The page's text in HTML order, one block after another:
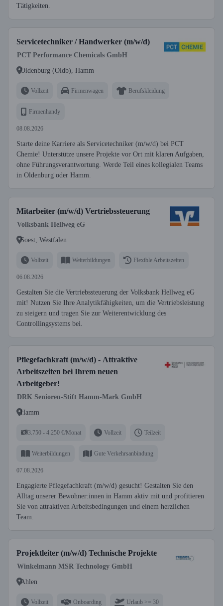
Tätigkeiten.
Servicetechniker / Handwerker (m/w/d)
PCT Performance Chemicals GmbH
Oldenburg (Oldb), Hamm
Vollzeit Firmenwagen Berufskleidung
Firmenhandy
08.08.2026
Starte deine Karriere als Servicetechniker (m/w/d) bei PCT
Chemie! Unterstütze unsere Projekte vor Ort mit klaren Aufgaben,
ohne Führungsverantwortung. Werde Teil eines kollegialen Teams
in Oldenburg oder Hamm.
Mitarbeiter (m/w/d) Vertriebssteuerung
Volksbank Hellweg eG
Soest, Westfalen
Vollzeit Weiterbildungen Flexible Arbeitszeiten
06.08.2026
Gestalten Sie die Vertriebssteuerung der Volksbank Hellweg eG
mit! Nutzen Sie Ihre Analytikfähigkeiten, um die Vertriebsleistung
zu steigern und tragen Sie zur Weiterentwicklung des
Controllingsystems bei.
Pflegefachkraft (m/w/d) - Attraktive
Arbeitszeiten bei Ihrem neuen
Arbeitgeber!
DRK Senioren-Stift Hamm-Mark GmbH
Hamm
3.750 - 4.250 €/Monat Vollzeit Teilzeit
Weiterbildungen Gute Verkehrsanbindung
07.08.2026
Engagierte Pflegefachkraft (m/w/d) gesucht! Gestalten Sie den
Alltag unserer Bewohner:innen in Hamm aktiv mit und profitieren
Sie von attraktiven Arbeitsbedingungen und einem herzlichen
Team.
Projektleiter (m/w/d) Technische Projekte
Winkelmann MSR Technology GmbH
Ahlen
Vollzeit Onboarding Urlaub >= 30